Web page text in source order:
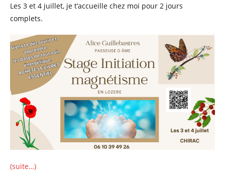
Les 3 et 4 juillet, je t’accueille chez moi pour 2 jours
complets.
(suite…)